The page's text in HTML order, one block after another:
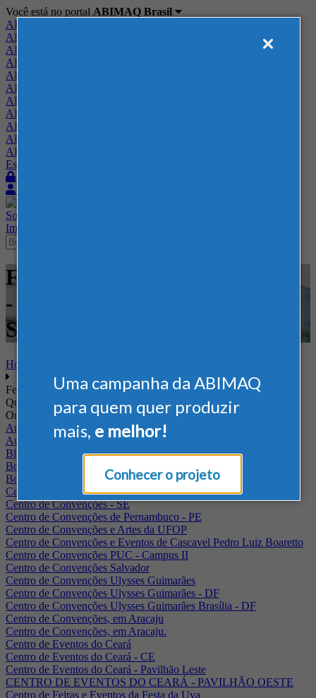
Uma campanha da ABIMAQ
para quem quer produzir
mais, e melhor!
Conhecer o projeto
Você está no portal ABIMAQ Brasil
ABIMAQ Brasil
ABIMAQ Minas Gerais
ABIMAQ Norte-Nordeste
ABIMAQ Paraná
ABIMAQ Piracicaba
ABIMAQ Ribeirão Preto
ABIMAQ Rio de Janeiro
ABIMAQ Rio Grande do Sul
ABIMAQ Santa Catarina
ABIMAQ São Paulo
ABIMAQ Vale do Paraíba
Escritório de Relações Governamentais
Sobre
Imprensa
Feiras - ExpoRio Cidade Nova
- Rio de Janeiro - Brasil -
Saneamento
Home
Feiras
Quando
Onde
Arena Jaguariuna
Auditório Albano Franco - FIEPA
Blumenau - SC
BolognaFiere
Boulevard Olimpico - RJ
Centro Internacional de Convenções do Brasil, em Brasília
Centro de Convenções - SE
Centro de Convenções de Pernambuco - PE
Centro de Convenções e Artes da UFOP
Centro de Convenções e Eventos de Cascavel Pedro Luiz Boaretto
Centro de Convenções PUC - Campus II
Centro de Convenções Salvador
Centro de Convenções Ulysses Guimarães
Centro de Convenções Ulysses Guimarães - DF
Centro de Convenções Ulysses Guimarães Brasília - DF
Centro de Convenções, em Aracaju
Centro de Convenções, em Aracaju.
Centro de Eventos do Ceará
Centro de Eventos do Ceará - CE
Centro de Eventos do Ceará - Pavilhão Leste
CENTRO DE EVENTOS DO CEARÁ - PAVILHÃO OESTE
Centro de Feiras e Eventos da Festa da Uva